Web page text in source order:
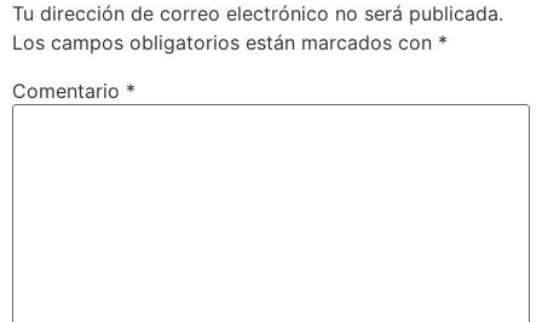
Tu dirección de correo electrónico no será publicada.
Los campos obligatorios están marcados con *
Comentario *